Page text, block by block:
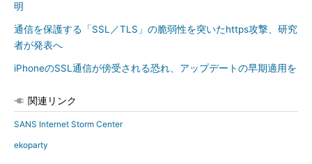
明
通信を保護する「SSL／TLS」の脆弱性を突いたhttps攻撃、研究
者が発表へ
iPhoneのSSL通信が傍受される恐れ、アップデートの早期適用を
関連リンク
SANS Internet Storm Center
ekoparty